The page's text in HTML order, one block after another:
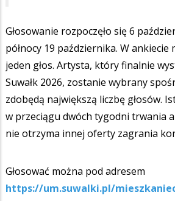
Głosowanie rozpoczęło się 6
północy 19 października. W ankiecie
jeden głos. Artysta, który finalnie
Suwałk 2026, zostanie wybrany
zdobędą największą liczbę głosów.
w przeciągu dwóch tygodni trwania
nie otrzyma innej oferty zagrania
Głosować można pod adresem
https://um.suwalki.pl/